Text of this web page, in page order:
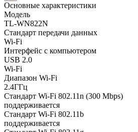
Основные характеристики
Модель
TL-WN822N
Стандарт передачи данных
Wi-Fi
Интерфейс с компьютером
USB 2.0
Wi-Fi
Диапазон Wi-Fi
2.4ГГц
Стандарт Wi-Fi 802.11n (300 Mbps)
поддерживается
Стандарт Wi-Fi 802.11b
поддерживается